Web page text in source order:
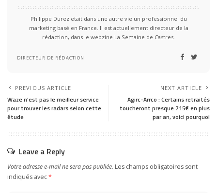
Philippe Durez etait dans une autre vie un professionnel du
marketing basé en France. Il est actuellement directeur de la
rédaction, dans le webzine La Semaine de Castres.
DIRECTEUR DE RÉDACTION
PREVIOUS ARTICLE
Waze n’est pas le meilleur service
pour trouver les radars selon cette
étude
NEXT ARTICLE
Agirc-Arrco : Certains retraités
toucheront presque 715€ en plus
par an, voici pourquoi
Leave a Reply
Votre adresse e-mail ne sera pas publiée. Les champs obligatoires sont
indiqués avec*